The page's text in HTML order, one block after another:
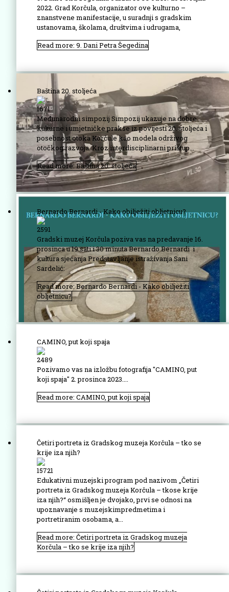
2022. Grad Korčula, organizator ove kulturno –
znanstvene manifestacije, u suradnji s gradskim
ustanovama, školama, društvima i udrugama,
Read more: 9. Dani Petra Šegedina
Baština 20. stoljeća
1671
Međunarodni simpozij Simpozij ukazuje na dobre
kulturne i umjetničke prakse iz povijesti 20. stoljeća i
posebnost otoka Korčule kao modela održivog
otočkog razvoja. Kroz interdisciplinarni pristup...
Read more: Baština 20. stoljeća
Bernardo Bernardi - Kako obilježiti obljetnicu?
2591
Gradski muzej Korčula poziva vas na predavanje 16.
prosinca u 19 sati i 30 minuta Bernardo Bernardi i
kultura sjećanja Predstavljanje istraživanja Sani
Sardelić:
Read more: Bernardo Bernardi - Kako obilježiti
obljetnicu?
CAMINO, put koji spaja
2489
Pozivamo vas na izložbu fotografija "CAMINO, put
koji spaja" 2. prosinca 2023....
Read more: CAMINO, put koji spaja
Četiri portreta iz Gradskog muzeja Korčula – tko se
krije iza njih?
15721
Edukativni muzejski program pod nazivom „Četiri
portreta iz Gradskog muzeja Korčula – tkose krije
iza njih?“ osmišljen je dvojako, prvi se odnosi na
upoznavanje s muzejskimpredmetima i
portretiranim osobama, a...
Read more: Četiri portreta iz Gradskog muzeja
Korčula – tko se krije iza njih?